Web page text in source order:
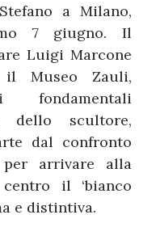
a Milano,
7 giugno. Il
Luigi Marcone
il Museo Zauli,
dello scultore,
dal confronto
per arrivare alla
il ‘bianco
e distintiva.